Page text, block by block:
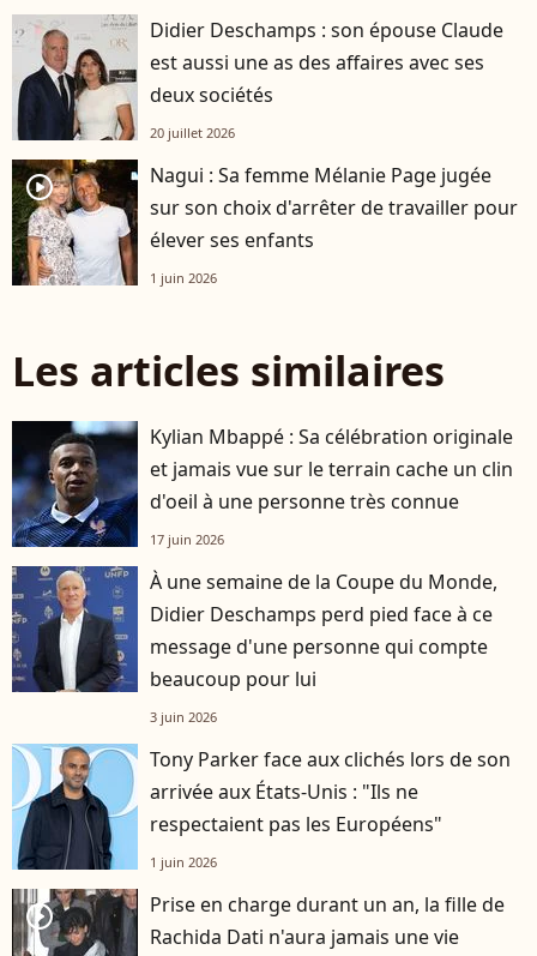
Didier Deschamps : son épouse Claude
est aussi une as des affaires avec ses
deux sociétés
20 juillet 2026
player2
Nagui : Sa femme Mélanie Page jugée
sur son choix d'arrêter de travailler pour
élever ses enfants
1 juin 2026
Les articles similaires
Kylian Mbappé : Sa célébration originale
et jamais vue sur le terrain cache un clin
d'oeil à une personne très connue
17 juin 2026
À une semaine de la Coupe du Monde,
Didier Deschamps perd pied face à ce
message d'une personne qui compte
beaucoup pour lui
3 juin 2026
Tony Parker face aux clichés lors de son
arrivée aux États-Unis : "Ils ne
respectaient pas les Européens"
1 juin 2026
player2
Prise en charge durant un an, la fille de
Rachida Dati n'aura jamais une vie